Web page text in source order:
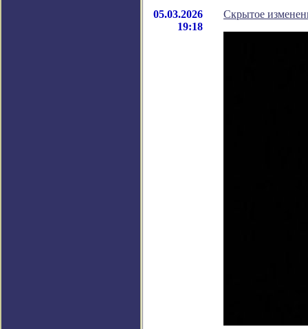
05.03.2026
19:18
Скрытое